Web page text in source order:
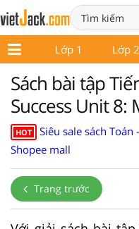
Lớp 1 Lớp 2
Sách bài tập
Success Unit 8:
HOT
Siêu sale sách
Shopee mall
Trang trước